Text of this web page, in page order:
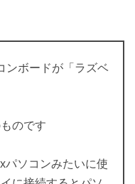
ンボードが「ラズベ
のです
パソコンみたいに使